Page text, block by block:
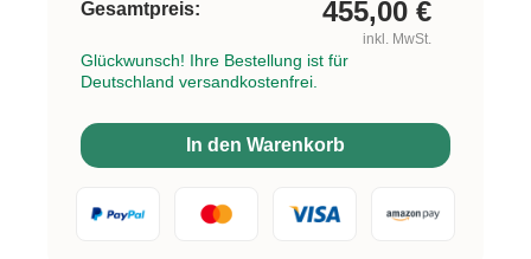
Gesamtpreis: 455,00 €
inkl. MwSt.
Glückwunsch! Ihre Bestellung ist für
Deutschland versandkostenfrei.
In den Warenkorb